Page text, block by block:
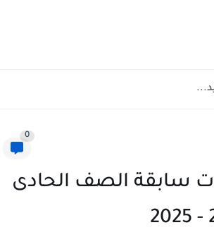
0
سابقة الصف الحادى